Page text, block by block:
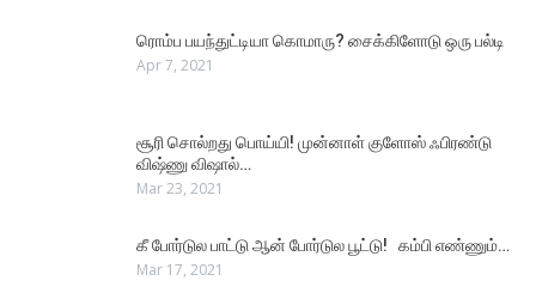
ரொம்ப பயந்துட்டியா கொமாரு? சைக்கிளோடு ஒரு பல்டி
Apr 7, 2021
சூரி சொல்றது பொய்யி! முன்னாள் குளோஸ் ஃபிரண்டு
விஷ்ணு விஷால்…
Mar 23, 2021
கீ போர்டுல பாட்டு ஆன் போர்டுல பூட்டு! கம்பி எண்ணும்…
Mar 17, 2021